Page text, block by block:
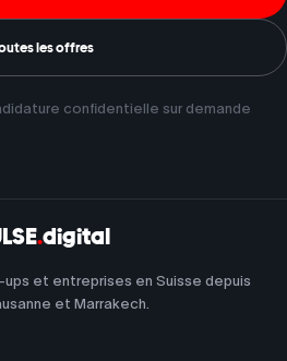
les offres
confidentielle sur demande
.digital
et entreprises en Suisse depuis
et Marrakech.